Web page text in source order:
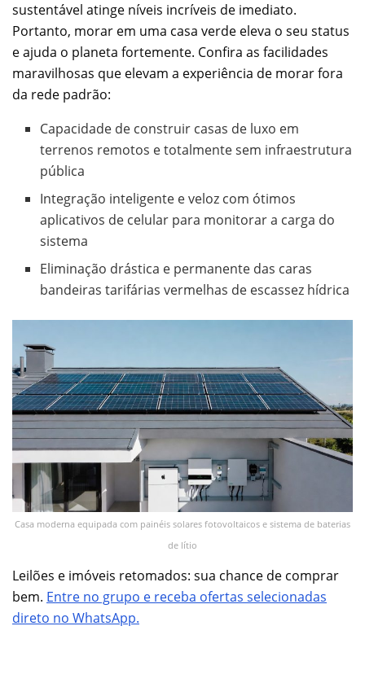
sustentável atinge níveis incríveis de imediato.
Portanto, morar em uma casa verde eleva o seu status
e ajuda o planeta fortemente. Confira as facilidades
maravilhosas que elevam a experiência de morar fora
da rede padrão:
Capacidade de construir casas de luxo em
terrenos remotos e totalmente sem infraestrutura
pública
Integração inteligente e veloz com ótimos
aplicativos de celular para monitorar a carga do
sistema
Eliminação drástica e permanente das caras
bandeiras tarifárias vermelhas de escassez hídrica
Casa moderna equipada com painéis solares fotovoltaicos e sistema de baterias
de lítio
Leilões e imóveis retomados: sua chance de comprar
bem. Entre no grupo e receba ofertas selecionadas
direto no WhatsApp.